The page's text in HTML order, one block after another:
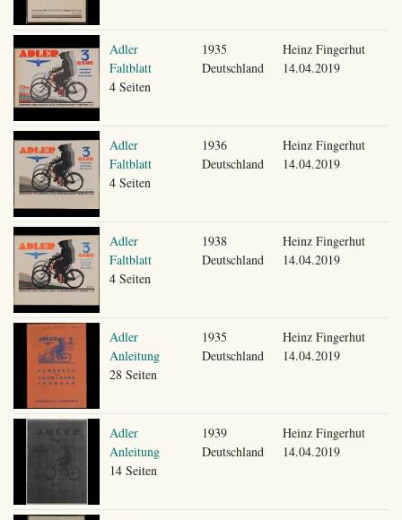
Adler
Faltblatt
4 Seiten
1935
Deutschland
Heinz Fingerhut
14.04.2019
Adler
Faltblatt
4 Seiten
1936
Deutschland
Heinz Fingerhut
14.04.2019
Adler
Faltblatt
4 Seiten
1938
Deutschland
Heinz Fingerhut
14.04.2019
Adler
Anleitung
28 Seiten
1935
Deutschland
Heinz Fingerhut
14.04.2019
Adler
Anleitung
14 Seiten
1939
Deutschland
Heinz Fingerhut
14.04.2019